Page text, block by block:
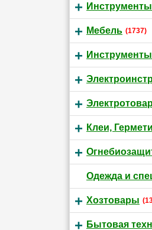
Мебель (1737)
Клеи,
Одежда и
Хозтовары
Бытовая